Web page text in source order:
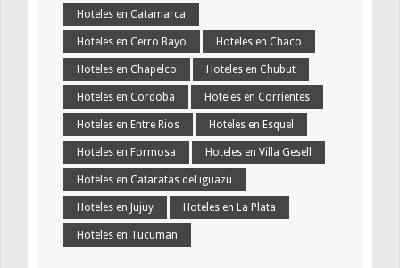
Hoteles en Catamarca
Hoteles en Cerro Bayo Hoteles en Chaco
Hoteles en Chapelco Hoteles en Chubut
Hoteles en Cordoba Hoteles en Corrientes
Hoteles en Entre Rios Hoteles en Esquel
Hoteles en Formosa Hoteles en Villa Gesell
Hoteles en Cataratas del iguazú
Hoteles en Jujuy Hoteles en La Plata
Hoteles en Tucuman